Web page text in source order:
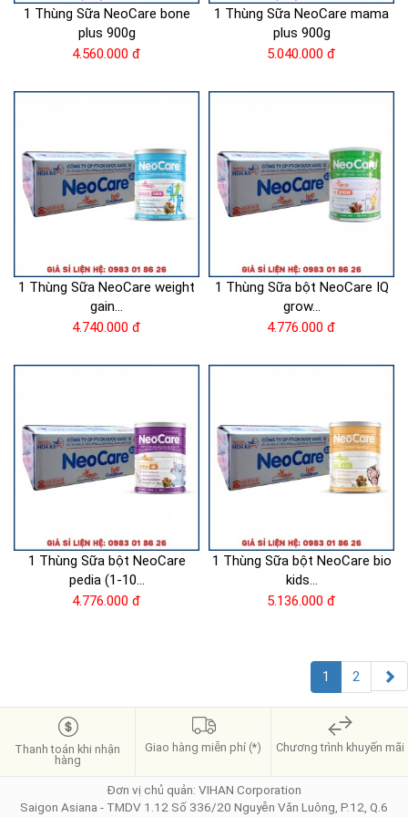
1 Thùng Sữa NeoCare bone
plus 900g
4.560.000 đ
1 Thùng Sữa NeoCare mama
plus 900g
5.040.000 đ
1 Thùng Sữa NeoCare weight
gain...
4.740.000 đ
1 Thùng Sữa bột NeoCare IQ
grow...
4.776.000 đ
1 Thùng Sữa bột NeoCare
pedia (1-10...
4.776.000 đ
1 Thùng Sữa bột NeoCare bio
kids...
5.136.000 đ
1 2
Thanh toán khi nhận
hàng
Giao hàng miễn phí (*) Chương trình khuyến mãi
Đơn vị chủ quản: VIHAN Corporation
Saigon Asiana - TMDV 1.12 Số 336/20 Nguyễn Văn Luông, P.12, Q.6